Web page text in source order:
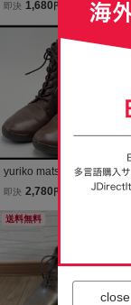
ッパー ショートブーツ
即決 1,680 円
yuriko matsumoto ショー
トブーツ・22.5cm EEEE
編み上げ/サイドゴア/ウェ
@B1/25*5*5-26
即決 2,780 円
送料無料
close